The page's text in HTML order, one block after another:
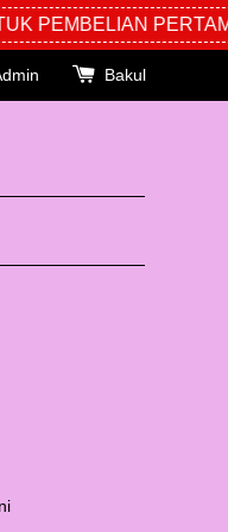
PEMBELIAN PERTAMA
Bakul